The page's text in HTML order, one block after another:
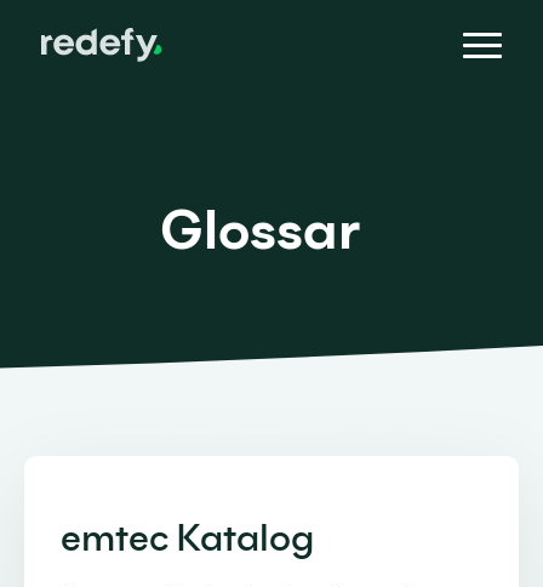
Glossar
emtec Katalog